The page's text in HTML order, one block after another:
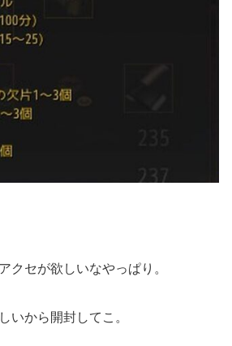
クセが欲しいなやっぱり。
いから開封してこ。